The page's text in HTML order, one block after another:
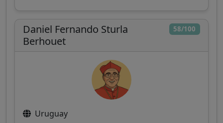
58/100
Daniel Fernando Sturla
Berhouet
Uruguay